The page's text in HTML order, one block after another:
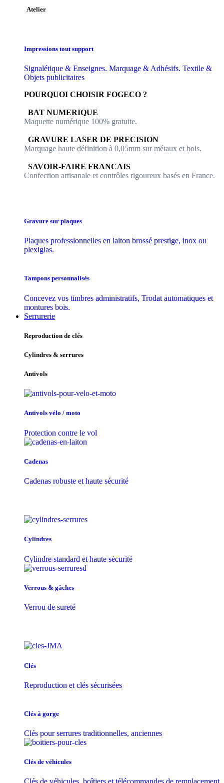
Atelier
Impressions tout support
Signalétique & Enseignes. Marquage & Adhésifs. Textile &
Objets publicitaires
POURQUOI CHOISIR FOGECO ?
​​ BAT NUMERIQUE
Maquette numérique 100% ​gratuite.
​GRAVURE LASER DE PRECISION
Marquage haute définition à 0,05mm sur métaux et bois.
​SAVOIR-FAIRE FRANCAIS
Confection artisanale et contrôles ​rigoureux basés en France.
Gravure sur plaques
Plaques professionnelles en laiton brossé prestige, inox ou
plexiglas.
Tampons personnalisés
Concevez vos timbres administratifs, Trodat automatiques et
montures bois.
Serrurerie
Reproduction de clés
Cylindres & serrures
Antivols
Antivols vélo / moto
Protection contre le vol
Cadenas
Cadenas robuste et haute sécurité
Cylindres
Cylindre standard et haute sécurité
Verrous & gâches
Verrou de sureté
Clés
Reproduction et clés sécurisées
Clés à gorge
Clés pour serrures traditionnelles, anciennes
Clés de véhicules